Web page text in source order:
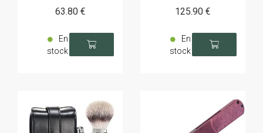
63.80 €
En
stock
125.90 €
En
stock